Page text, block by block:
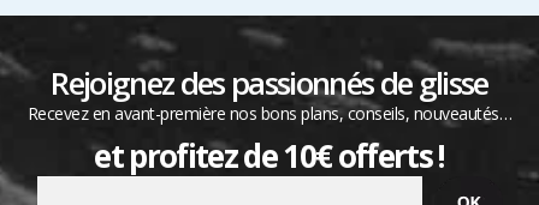
Rejoignez des passionnés de glisse
Recevez en avant-première nos bons plans, conseils, nouveautés…
et profitez de 10€ offerts !